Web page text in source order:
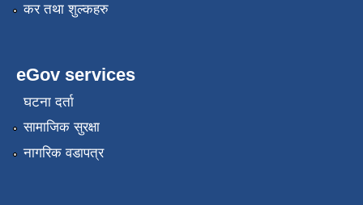
कर तथा शुल्कहरु
eGov services
घटना दर्ता
सामाजिक सुरक्षा
नागरिक वडापत्र